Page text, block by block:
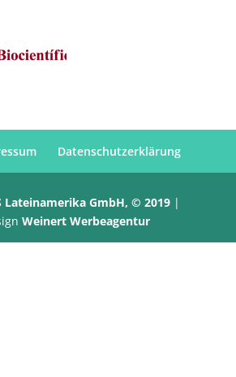
Datenschutzerklärung
Lateinamerika GmbH, © 2019 |
Weinert Werbeagentur